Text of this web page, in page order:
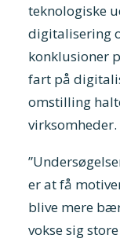
teknologiske
digitalisering
konklusioner
fart på
omstilling
virksomheder.
er at få
blive mere
vokse sig